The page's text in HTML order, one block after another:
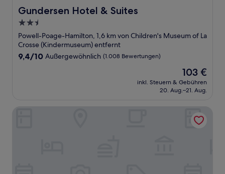
Gundersen Hotel & Suites
Gundersen Hotel & Suites
2.5-
Sterne-
Unterkunft
Powell-Poage-Hamilton, 1,6 km von Children's Museum of La
Crosse (Kindermuseum) entfernt
9.4
9,4/10 Außergewöhnlich (1.008 Bewertungen)
Der
Preis
beträgt
103 €
inkl. Steuern & Gebühren
20. Aug.–21. Aug.
Fairfield Inn & Suites by Marriott La Crosse Downtown